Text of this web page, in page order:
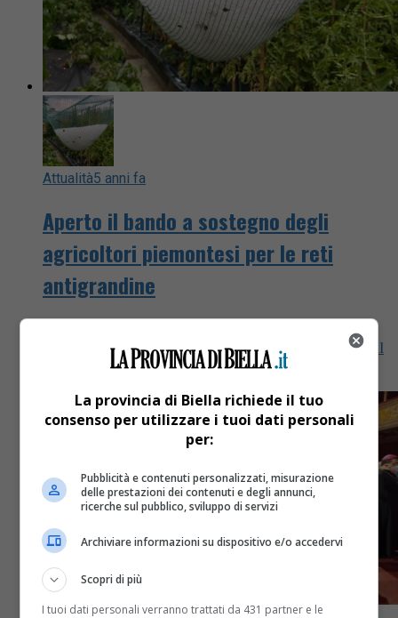
Attualità5 anni fa
Aperto il bando a sostegno degli
agricoltori piemontesi per le reti
antigrandine
richiesta di contributo a partire dal 28 luglio e fino al
2 novembre 2021
La provincia di Biella richiede il tuo
consenso per utilizzare i tuoi dati personali
per:
Pubblicità e contenuti personalizzati, misurazione
delle prestazioni dei contenuti e degli annunci,
ricerche sul pubblico, sviluppo di servizi
Archiviare informazioni su dispositivo e/o accedervi
Scopri di più
I tuoi dati personali verranno trattati da 431 partner e le